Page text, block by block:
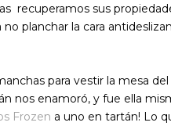
recuperamos sus
planchar la cara
para vestir la mesa
nos enamoró, y fue ella
Frozen a uno en tartán! Lo